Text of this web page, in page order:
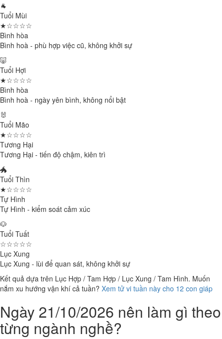
🐐
Tuổi Mùi
★☆☆☆☆
Bình hòa
Bình hoà - phù hợp việc cũ, không khởi sự
🐷
Tuổi Hợi
★☆☆☆☆
Bình hòa
Bình hoà - ngày yên bình, không nổi bật
🐰
Tuổi Mão
★☆☆☆☆
Tương Hại
Tương Hại - tiến độ chậm, kiên trì
🐲
Tuổi Thìn
★☆☆☆☆
Tự Hình
Tự Hình - kiểm soát cảm xúc
🐶
Tuổi Tuất
☆☆☆☆☆
Lục Xung
Lục Xung - lùi để quan sát, không khởi sự
Kết quả dựa trên Lục Hợp / Tam Hợp / Lục Xung / Tam Hình. Muốn
nắm xu hướng vận khí cả tuần? Xem tử vi tuần này cho 12 con giáp
Ngày 21/10/2026 nên làm gì theo
từng ngành nghề?